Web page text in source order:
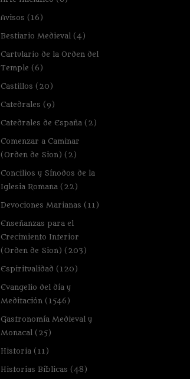
Avisos (16)
Bestiario Medieval (4)
Cartulario de la Orden del
Temple (6)
Castillos (20)
Catedrales (9)
Catedrales de España (2)
Comenzar a Caminar
(Orden de Sion) (2)
Concilios y Sínodos de la
Iglesia Romana (22)
Devociones Marianas (11)
Enseñanzas para el
Crecimiento Interior
(Orden de Sion) (203)
Espiritualidad (120)
Evangelio del día y
Meditación (1546)
Gastronomía Medieval y
Monacal (25)
Historia (11)
Historias Bíblicas (48)